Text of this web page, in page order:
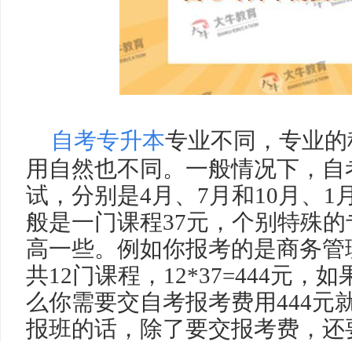
自考专升本专业不同，专业
用自然也不同。一般情况下，
试，分别是4月、7月和10月、1
般是一门课程37元，个别特殊
高一些。例如你报考的是商务
共12门课程，12*37=444元，如
么你需要交自考报考费用444元
报班的话，除了要交报考费，